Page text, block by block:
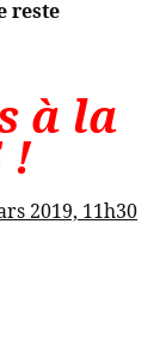
reste
à la
!
2019, 11h30